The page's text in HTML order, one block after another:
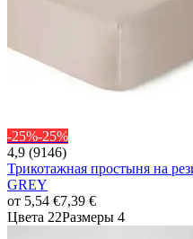
-25%-25%
4,9 (9146)
Трикотажная простыня на
GREY
от 5,54 €7,39 €
Цвета 22Размеры 4